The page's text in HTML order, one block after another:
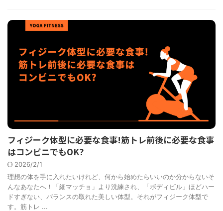
フィジーク体型に必要な食事!筋トレ前後に必要な食事
はコンビニでもOK?
2026/2/1
理想の体を手に入れたいけれど、何から始めたらいいのか分からないそ
んなあなたへ！「細マッチョ」より洗練され、「ボディビル」ほどハー
ドすぎない、バランスの取れた美しい体型。それがフィジーク体型で
す。筋トレ ...